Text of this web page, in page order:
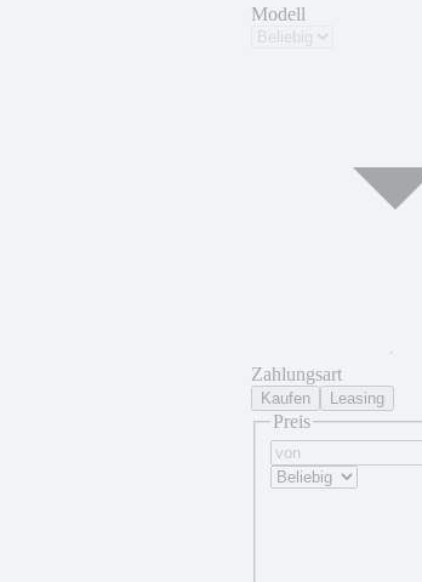
Modell
Zahlungsart
Kaufen Leasing
Preis